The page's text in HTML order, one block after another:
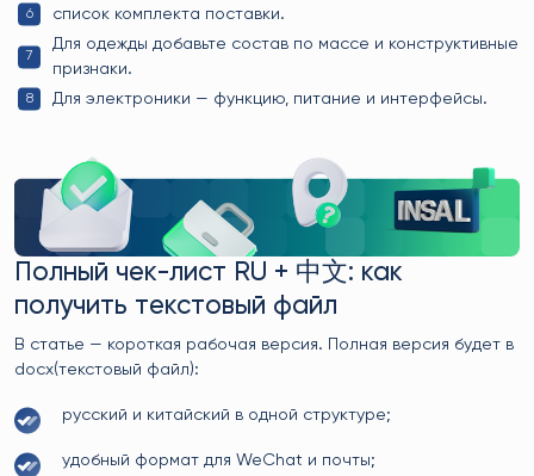
список комплекта поставки.
Для одежды добавьте состав по массе и конструктивные
признаки.
Для электроники — функцию, питание и интерфейсы.
Полный чек-лист RU + 中文: как
получить текстовый файл
В статье — короткая рабочая версия. Полная версия будет в
docx(текстовый файл):
русский и китайский в одной структуре;
удобный формат для WeChat и почты;